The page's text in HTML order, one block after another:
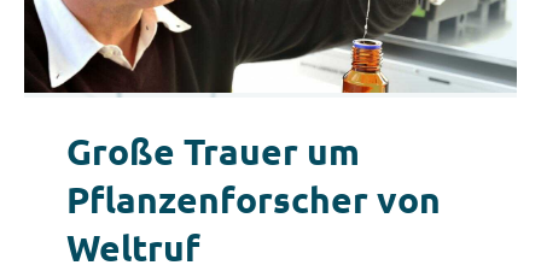
Große Trauer um
Pflanzenforscher von
Weltruf